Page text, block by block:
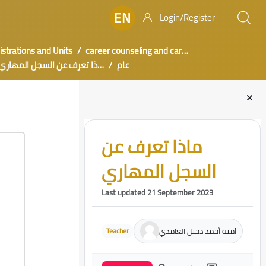
EN
Login/Register
and Units
career counseling and career support
ماذا تعرف عن السجل عام
Blocks
Skip [Cocoon] Course Intro
ماذا تعرف عن
السجل المهاري
Last updated 21 September 2023
Teacher آمنة أحمد دخيل الغامدي